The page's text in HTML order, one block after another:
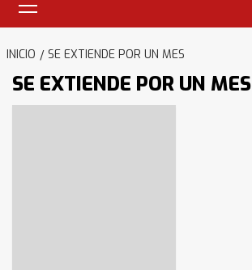
primario
INICIO SE EXTIENDE POR UN MES
SE EXTIENDE POR UN MES